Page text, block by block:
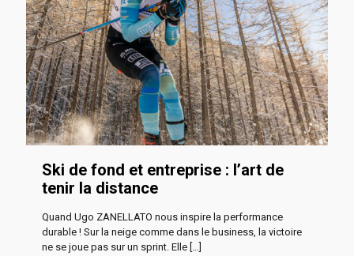
Ski de fond et entreprise : l’art de
tenir la distance
Quand Ugo ZANELLATO nous inspire la performance
durable ! Sur la neige comme dans le business, la victoire
ne se joue pas sur un sprint. Elle […]